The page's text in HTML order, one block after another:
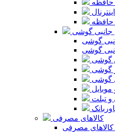
جانبی گوشی
گوشی
گوشی
گوشی
گوشی
گوشی
و تبلت
کالاهای مصرفی
مصرفی